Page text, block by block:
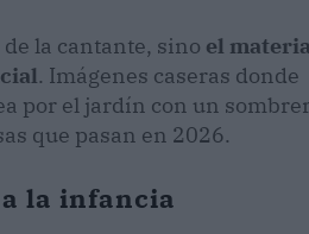
la cantante, sino el
. Imágenes caseras donde
por el jardín con un
que pasan en 2026.
la infancia